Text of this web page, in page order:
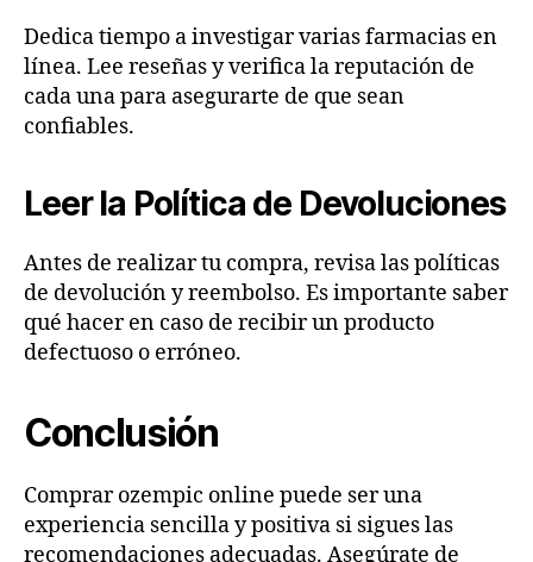
Dedica tiempo a investigar varias farmacias en
línea. Lee reseñas y verifica la reputación de
cada una para asegurarte de que sean
confiables.
Leer la Política de Devoluciones
Antes de realizar tu compra, revisa las políticas
de devolución y reembolso. Es importante saber
qué hacer en caso de recibir un producto
defectuoso o erróneo.
Conclusión
Comprar ozempic online puede ser una
experiencia sencilla y positiva si sigues las
recomendaciones adecuadas. Asegúrate de